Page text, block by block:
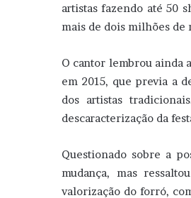
artistas fazendo até 50
mais de dois milhões de
O cantor lembrou ainda
em 2015, que previa a
dos artistas
descaracterização da
Questionado sobre a
mudança, mas
valorização do forró,